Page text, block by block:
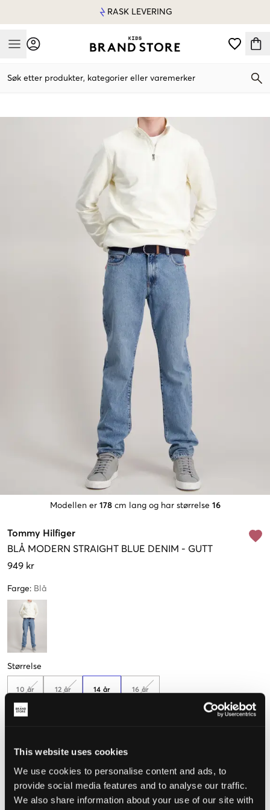
This website uses cookies
We use cookies to personalise content and ads, to
provide social media features and to analyse our traffic.
We also share information about your use of our site with
RASK LEVERING
Mobile Menu
Søk etter produkter, kategorier eller varemerker
Modellen er 178 cm lang og har størrelse 16
Tommy Hilfiger
BLÅ MODERN STRAIGHT BLUE DENIM - GUTT
949 kr
Farge: Blå
Størrelse
10 år 12 år 14 år 16 år
Opplevd størrelse
Liten Riktig
STØRRELSESTABELL